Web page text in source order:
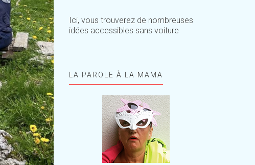
Ici, vous trouverez de nombreuses
idées accessibles sans voiture
LA PAROLE À LA MAMA